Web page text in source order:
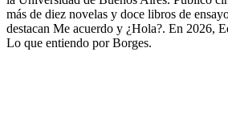
más de diez novelas y doce libros de
destacan Me acuerdo y ¿Hola?. En 2026,
Lo que entiendo por Borges.